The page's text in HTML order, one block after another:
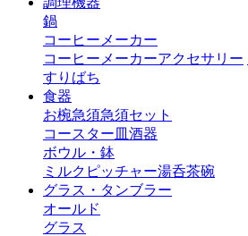
鍋
コーヒーメーカー
コーヒーメーカーアクセサリー
すりばち
食器
お椀急須急須セット
コースター 皿 酒器
ボウル・鉢
ミルクピッチャー湯呑茶碗
グラス・タンブラー
オールド
グラス